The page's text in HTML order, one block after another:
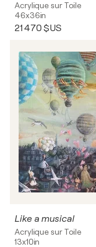
Acrylique sur Toile
46x36in
21 470 $US
Like a musical
Acrylique sur Toile
13x10in